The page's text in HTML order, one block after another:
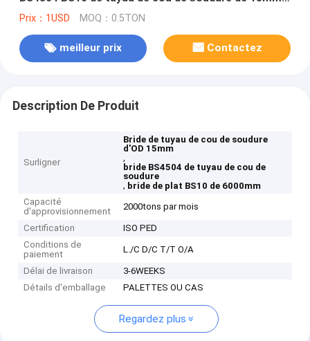
de 6000mm DESSUS
Prix：1USD MOQ：0.5TON
meilleur prix Contactez
Description De Produit
Surligner
Bride de tuyau de cou de soudure
d'OD 15mm
,
bride BS4504 de tuyau de cou de
soudure
, bride de plat BS10 de 6000mm
Capacité
d'approvisionnement
2000tons par mois
Certification
ISO PED
Conditions de
paiement
L./C D/C T/T O/A
Délai de livraison
3-6WEEKS
Détails d'emballage
PALETTES OU CAS
Regardez plus